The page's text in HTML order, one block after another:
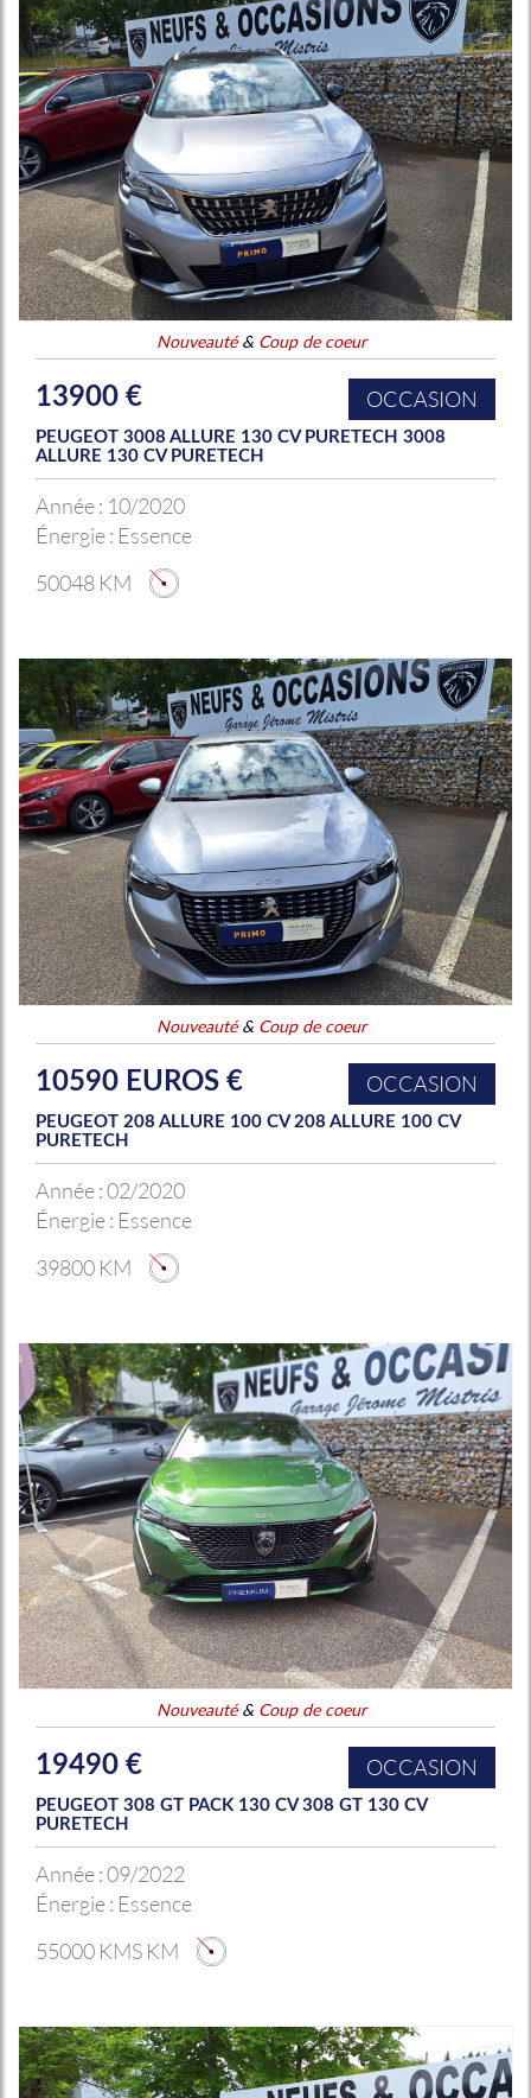
Nouveauté& Coup de coeur
13900 € OCCASION
PEUGEOT 3008 ALLURE 130 CV PURETECH 3008
ALLURE 130 CV PURETECH
Année : 10/2020
Énergie : Essence
50048 KM
Nouveauté& Coup de coeur
10590 EUROS € OCCASION
PEUGEOT 208 ALLURE 100 CV 208 ALLURE 100 CV
PURETECH
Année :02/2020
Énergie : Essence
39800 KM
Nouveauté& Coup de coeur
19490 € OCCASION
PEUGEOT 308 GT PACK 130 CV 308 GT 130 CV
PURETECH
Année :09/2022
Énergie : Essence
55000 KMS KM